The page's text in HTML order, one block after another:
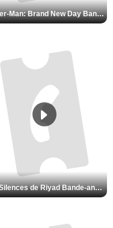
Spider-Man: Brand New Day Bande-annonce VO STFR
Les Silences de Riyad Bande-annonce VO STFR